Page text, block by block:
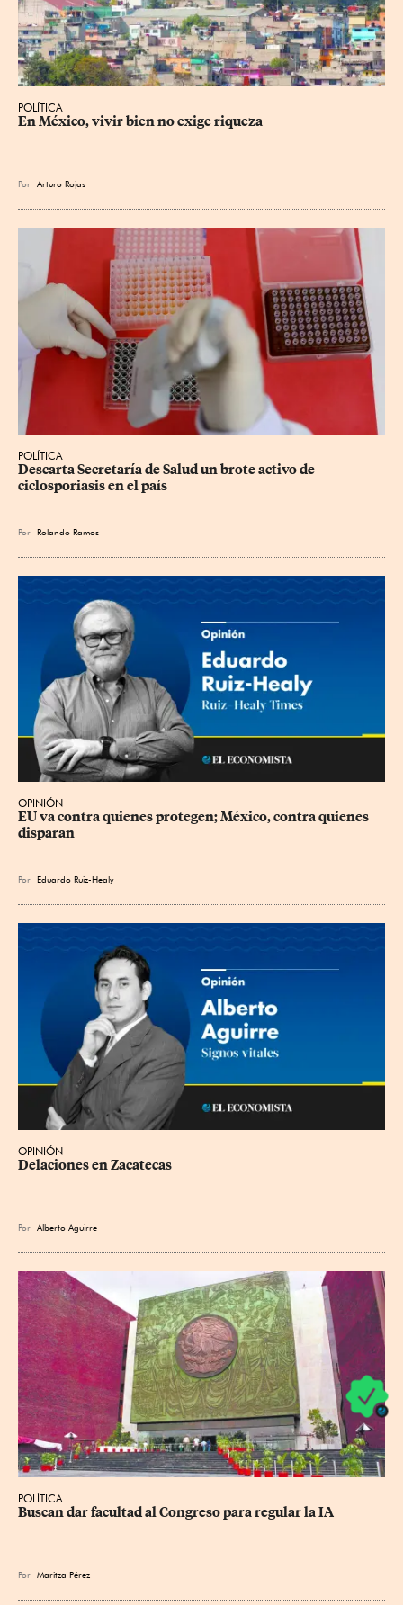
POLÍTICA
En México, vivir bien no exige riqueza
Por Arturo Rojas
POLÍTICA
Descarta Secretaría de Salud un brote activo de
ciclosporiasis en el país
Por Rolando Ramos
OPINIÓN
EU va contra quienes protegen; México, contra quienes
disparan
Por Eduardo Ruiz-Healy
OPINIÓN
Delaciones en Zacatecas
Por Alberto Aguirre
POLÍTICA
Buscan dar facultad al Congreso para regular la IA
Por Maritza Pérez